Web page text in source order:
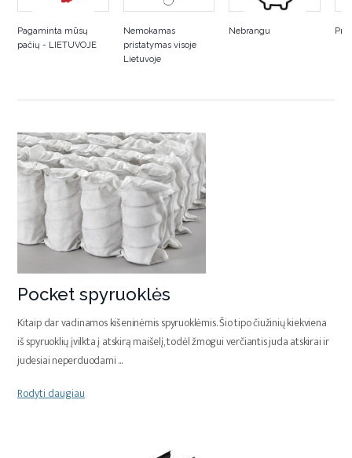
Pagaminta mūsų
pačių - LIETUVOJE
Nemokamas
pristatymas visoje
Lietuvoje
Nebrangu
Pocket spyruoklės
Kitaip dar vadinamos kišeninėmis spyruoklėmis. Šio tipo čiužinių kiekviena
iš spyruoklių įvilkta į atskirą maišelį, todėl žmogui verčiantis juda atskirai ir
judesiai neperduodami...
Rodyti daugiau